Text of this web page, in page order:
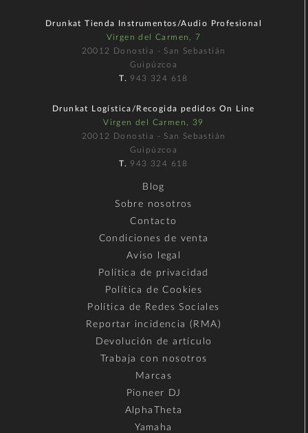
Drunkat Tienda Instrumentos/Audio Profesional
Virgen del Carmen, 7
20012 Donostia - San Sebastián
Guipúzcoa
T. 943 324 618
Drunkat Logística/Recogida pedidos On Line
Virgen del Carmen, 39
20012 Donostia - San Sebastián
Guipúzcoa
T. 943 324 618
Blog
Sobre nosotros
Contacto
Condiciones de venta
Aviso legal
Política de privacidad
Política de Cookies
Política de Redes Sociales
Reportar incidencia (RMA)
Devolución de artículo
Trabaja con nosotros
Marcas
Pioneer DJ
AlphaTheta
Yamaha